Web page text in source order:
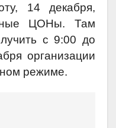
14 декабря,
ЦОНы. Там
с 9:00 до
организации
режиме.